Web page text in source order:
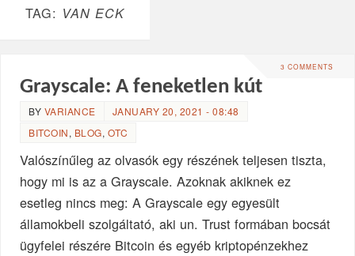
TAG: VAN ECK
3 COMMENTS
Grayscale: A feneketlen kút
BY VARIANCE
JANUARY 20, 2021 - 08:48
BITCOIN, BLOG, OTC
Valószínűleg az olvasók egy részének teljesen tiszta,
hogy mi is az a Grayscale. Azoknak akiknek ez
esetleg nincs meg: A Grayscale egy egyesült
államokbeli szolgáltató, aki un. Trust formában bocsát
ügyfelei részére Bitcoin és egyéb kriptopénzekhez